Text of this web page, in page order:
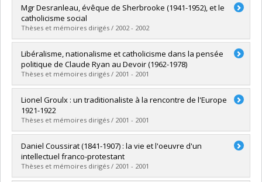
Diplômé(e) :Lapointe, Mathieu
Cycle :Maîtrise
Diplôme obtenu :M.A.
Lien vers le document dans Papyrus
Mgr Desranleau, évêque de Sherbrooke (1941-1952), et le
catholicisme social
Thèses et mémoires dirigés / 2002 - 2002
Diplômé(e) :Thibault, Daniel
Cycle :Maîtrise
Diplôme obtenu :M.A.
Lien vers le document dans Papyrus
Libéralisme, nationalisme et catholicisme dans la pensée
politique de Claude Ryan au Devoir (1962-1978)
Thèses et mémoires dirigés / 2001 - 2001
Diplômé(e) : Marcil, Olivier
Cycle :Maîtrise
Diplôme obtenu :M.A.
Lien vers le document dans Papyrus
Lionel Groulx : un traditionaliste à la rencontre de l'Europe
1921-1922
Thèses et mémoires dirigés / 2001 - 2001
Diplômé(e) :Houde, Patricia
Cycle :Maîtrise
Diplôme obtenu :M.A.
Lien vers le document dans Papyrus
Daniel Coussirat (1841-1907) : la vie et l'oeuvre d'un
intellectuel franco-protestant
Thèses et mémoires dirigés / 2001 - 2001